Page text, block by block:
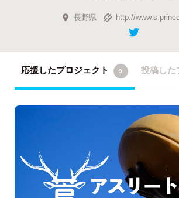
長野県 http://www.s-
応援したプロジェクト 9 投稿した